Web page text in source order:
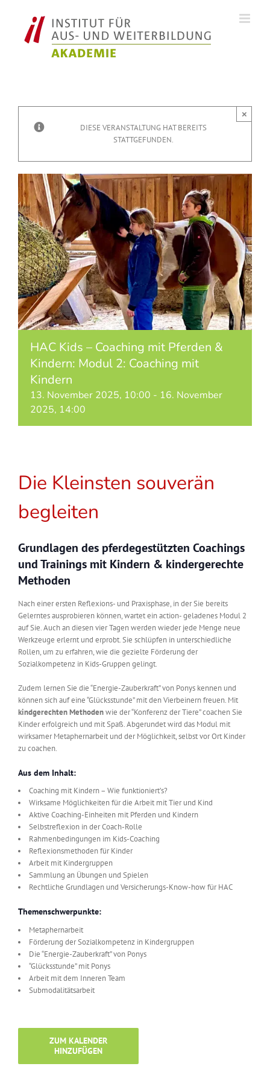
DIESE VERANSTALTUNG HAT BEREITS
STATTGEFUNDEN.
×
HAC Kids – Coaching mit Pferden &
Kindern: Modul 2: Coaching mit
Kindern
13. November 2025, 10:00 - 16. November
2025, 14:00
Die Kleinsten souverän
begleiten
Grundlagen des pferdegestützten Coachings
und Trainings mit Kindern & kindergerechte
Methoden
Nach einer ersten Reflexions- und Praxisphase, in der Sie bereits
Gelerntes ausprobieren können, wartet ein action- geladenes Modul 2
auf Sie. Auch an diesen vier Tagen werden wieder jede Menge neue
Werkzeuge erlernt und erprobt. Sie schlüpfen in unterschiedliche
Rollen, um zu erfahren, wie die gezielte Förderung der
Sozialkompetenz in Kids-Gruppen gelingt.
Zudem lernen Sie die “Energie-Zauberkraft” von Ponys kennen und
können sich auf eine “Glücksstunde” mit den Vierbeinern freuen. Mit
kindgerechten Methodenwie der “Konferenz der Tiere” coachen Sie
Kinder erfolgreich und mit Spaß. Abgerundet wird das Modul mit
wirksamer Metaphernarbeit und der Möglichkeit, selbst vor Ort Kinder
zu coachen.
Aus dem Inhalt:
Coaching mit Kindern – Wie funktioniert’s?
Wirksame Möglichkeiten für die Arbeit mit Tier und Kind
Aktive Coaching-Einheiten mit Pferden und Kindern
Selbstreflexion in der Coach-Rolle
Rahmenbedingungen im Kids-Coaching
Reflexionsmethoden für Kinder
Arbeit mit Kindergruppen
Sammlung an Übungen und Spielen
Rechtliche Grundlagen und Versicherungs-Know-how für HAC
Themenschwerpunkte:
Metaphernarbeit
Förderung der Sozialkompetenz in Kindergruppen
Die “Energie-Zauberkraft” von Ponys
“Glücksstunde” mit Ponys
Arbeit mit dem Inneren Team
Submodalitätsarbeit
ZUM KALENDER
HINZUFÜGEN